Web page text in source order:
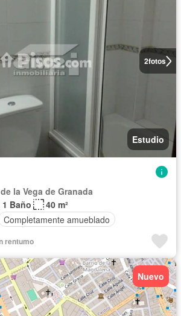
2fotos
Estudio
la Vega de Granada
1 Baño
40 m²
Completamente amueblado
rentumo
Nuevo